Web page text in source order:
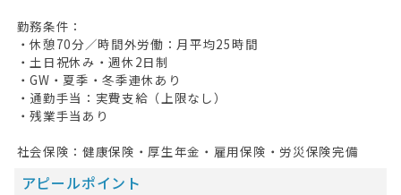
勤務条件：
・休憩70分／時間外労働：月平均25時間
・土日祝休み・週休2日制
・GW・夏季・冬季連休あり
・通勤手当：実費支給（上限なし）
・残業手当あり
社会保険：健康保険・厚生年金・雇用保険・労災保険完備
アピールポイント